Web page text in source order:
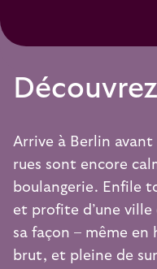
Arrive à Berlin avant
rues sont encore
boulangerie. Enfile
et profite d’une
sa façon – même en
brut, et pleine de